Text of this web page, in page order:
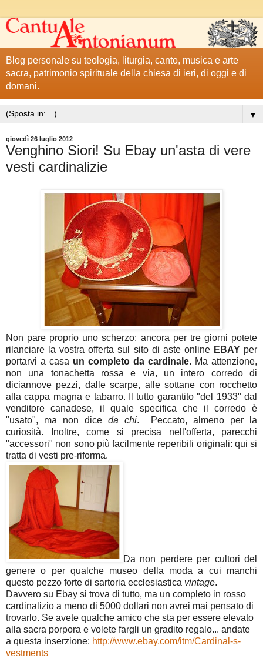
Blog personale su teologia, liturgia, canto, musica e arte
sacra, patrimonio spirituale della chiesa di ieri, di oggi e di
domani.
▼
giovedì 26 luglio 2012
Venghino Siori! Su Ebay un'asta di vere
vesti cardinalizie
Non pare proprio uno scherzo: ancora per tre giorni potete
rilanciare la vostra offerta sul sito di aste online EBAY per
portarvi a casa un completo da cardinale. Ma attenzione,
non una tonachetta rossa e via, un intero corredo di
diciannove pezzi, dalle scarpe, alle sottane con rocchetto
alla cappa magna e tabarro. Il tutto garantito "del 1933" dal
venditore canadese, il quale specifica che il corredo è
"usato", ma non dice da chi. Peccato, almeno per la
curiosità. Inoltre, come si precisa nell'offerta, parecchi
"accessori" non sono più facilmente reperibili originali: qui si
tratta di vesti pre-riforma.
Da non perdere per cultori del
genere o per qualche museo della moda a cui manchi
questo pezzo forte di sartoria ecclesiastica vintage.
Davvero su Ebay si trova di tutto, ma un completo in rosso
cardinalizio a meno di 5000 dollari non avrei mai pensato di
trovarlo. Se avete qualche amico che sta per essere elevato
alla sacra porpora e volete fargli un gradito regalo... andate
a questa inserzione: http://www.ebay.com/itm/Cardinal-s-
vestments